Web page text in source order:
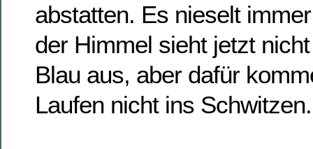
abstatten. Es nieselt
der Himmel sieht jetzt
Blau aus, aber dafür
Laufen nicht ins Schwitzen.